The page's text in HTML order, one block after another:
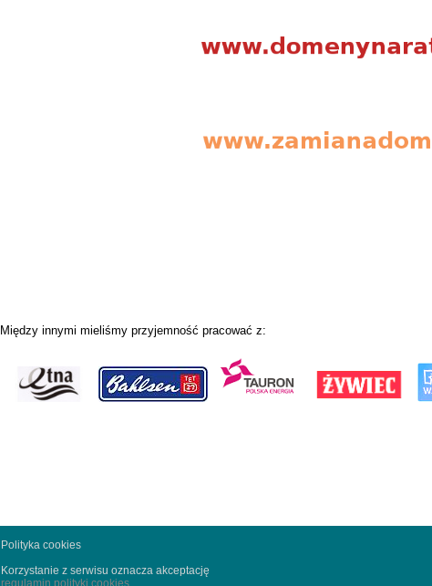
Między innymi mieliśmy przyjemność pracować z:
Polityka cookies
Korzystanie z serwisu oznacza akceptację
regulamin polityki cookies